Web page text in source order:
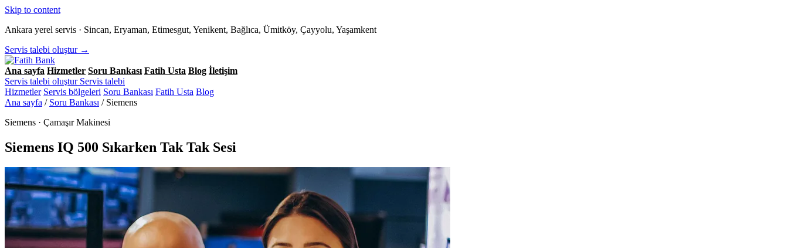
Skip to content
Ankara yerel servis · Sincan, Eryaman, Etimesgut, Yenikent, Bağlıca, Ümitköy, Çayyolu, Yaşamkent
Servis talebi oluştur →
Ana sayfa Hizmetler Soru Bankası Fatih Usta Blog İletişim
Servis talebi oluştur Servis talebi
Hizmetler Servis bölgeleri Soru Bankası Fatih Usta Blog
Ana sayfa / Soru Bankası / Siemens
Siemens · Çamaşır Makinesi
Siemens IQ 500 Sıkarken Tak Tak Sesi